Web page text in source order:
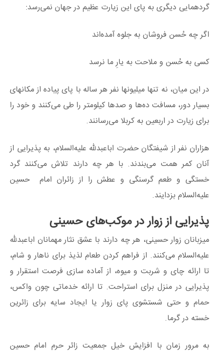
گردهمایی دیگری به پای این زیارت عظیم در جهان نمی‌رسد:
اگر چه حُسن فروشان به جلوه آمده‌اند
کسی به حُسن و ملاحت به یارِ ما نرسد
در این میان، نه تنها میلیونها نفر هر ساله با پای پیاده از مکانهای
بسیار دور، مسافت ده‌ها و صدها کیلومتر را طی می‌کنند و خود را
برای زیارت در اربعین به کربلا می‌رسانند.
هزاران نفر از شیفتگان حضرت اباعبدلله علیه‌السلام، به پذیرایی از
آنان کمر همت می‌بندند. با هر چه دارند تلاش می‌کنند گرد
خستگی و طعم گرسنگی و عطش را از زائران امام حسین
علیه‌السلام بزدایند.
پذیرایی از زوار در موکب‌‌های حسینی
میزبانان زوار حسینی، هر چه دارند با عشق نثار مهمانان اباعبدلله
علیه‌السلام می‌کنند. از فراهم کردن طعام لذیذ برای ناهار و شام،
تا ارائه چای و شربت و میوه، از آماده سازی فرصت استقرار و
پذیرایی در منزل برای استراحت. تا ارائه خدماتی چون واکس،
حمام و حتی شستشوی پای زوار یا ایجاد سایه برای زائرین
خسته در گرما.
به مرور زمان با افزایش خیل جمعیت زائر حرم امام حسین